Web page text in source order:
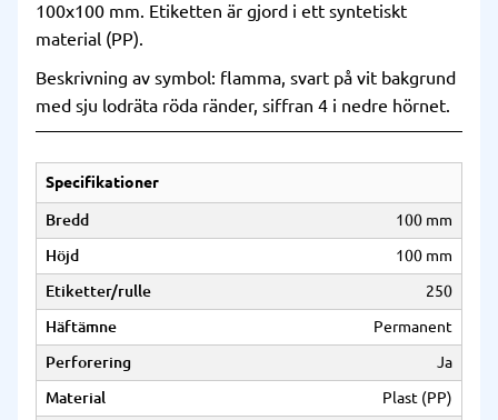
100x100 mm. Etiketten är gjord i ett syntetiskt
material (PP).
Beskrivning av symbol: flamma, svart på vit bakgrund
med sju lodräta röda ränder, siffran 4 i nedre hörnet.
Specifikationer
Bredd
100 mm
Höjd
100 mm
Etiketter/rulle
250
Häftämne
Permanent
Perforering
Ja
Material
Plast (PP)